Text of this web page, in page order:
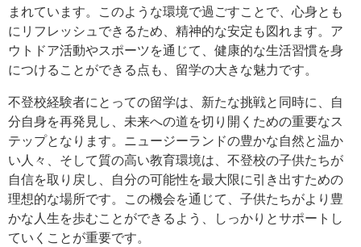
まれています。このような環境で過ごすことで、心身とも
にリフレッシュできるため、精神的な安定も図れます。ア
ウトドア活動やスポーツを通じて、健康的な生活習慣を身
につけることができる点も、留学の大きな魅力です。
不登校経験者にとっての留学は、新たな挑戦と同時に、自
分自身を再発見し、未来への道を切り開くための重要なス
テップとなります。ニュージーランドの豊かな自然と温か
い人々、そして質の高い教育環境は、不登校の子供たちが
自信を取り戻し、自分の可能性を最大限に引き出すための
理想的な場所です。この機会を通じて、子供たちがより豊
かな人生を歩むことができるよう、しっかりとサポートし
ていくことが重要です。